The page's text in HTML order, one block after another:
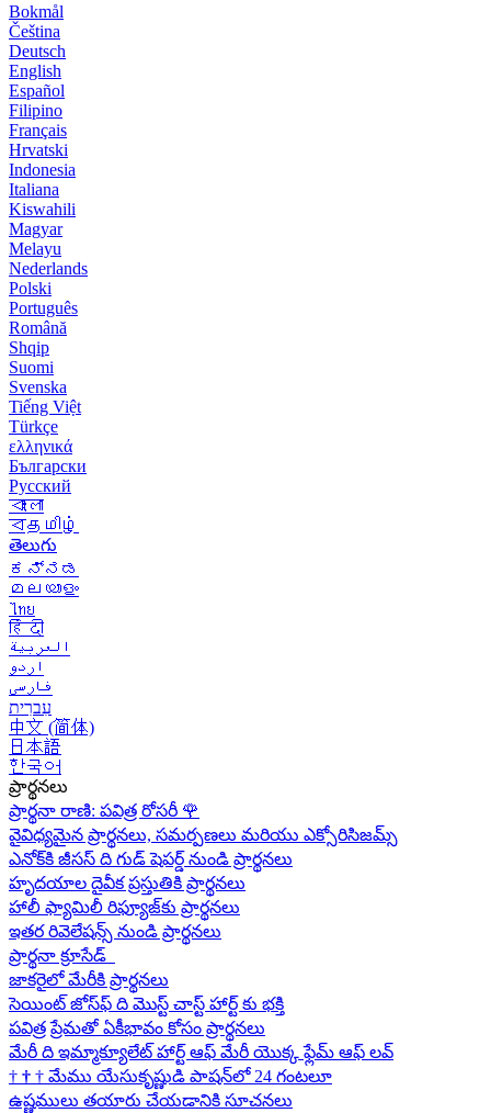
Bokmål
Čeština
Deutsch
English
Español
Filipino
Français
Hrvatski
Indonesia
Italiana
Kiswahili
Magyar
Melayu
Nederlands
Polski
Português
Română
Shqip
Suomi
Svenska
Tiếng Việt
Türkçe
ελληνικά
Български
Русский
বাংলা
বதமிழ்
తెలుగు
ಕನ್ನಡ
മലയാളം
ไทย
हिंदी
العربية
اردو
فارسی
עִברִית
中文 (简体)
日本語
한국어
ప్రార్థనలు
ప్రార్థనా రాణి: పవిత్ర రోసరీ 🌹
వైవిధ్యమైన ప్రార్థనలు, సమర్పణలు మరియు ఎక్సోరిసిజమ్స్
ఎనోక్‌కి జీసస్ ది గుడ్ షెపర్డ్ నుండి ప్రార్థనలు
హృదయాల దైవీక ప్రస్తుతికి ప్రార్థనలు
హాలీ ఫ్యామిలీ రిఫ్యూజ్‌కు ప్రార్థనలు
ఇతర రివెలేషన్స్ నుండి ప్రార్థనలు
ప్రార్థనా క్రూసేడ్
జాకరైలో మేరీకి ప్రార్థనలు
సెయింట్ జోస్‌ఫ్ ది మొస్ట్ చాస్ట్ హార్ట్ కు భక్తి
పవిత్ర ప్రేమతో ఏకీభావం కోసం ప్రార్థనలు
మేరీ ది ఇమ్మాక్యూలేట్ హార్ట్ ఆఫ్ మేరీ యొక్క ఫ్లేమ్ ఆఫ్ లవ్
† † † మేము యేసుకృష్ణుడి పాషన్‌లో 24 గంటలూ
ఉష్ణములు తయారు చేయడానికి సూచనలు